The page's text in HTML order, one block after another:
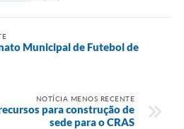
Municipal de Futebol de
NOTÍCIA MENOS RECENTE
para construção de
sede para o CRAS